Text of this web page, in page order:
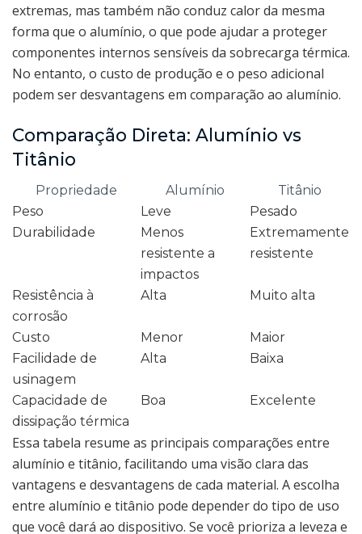
extremas, mas também não conduz calor da mesma
forma que o alumínio, o que pode ajudar a proteger
componentes internos sensíveis da sobrecarga térmica.
No entanto, o custo de produção e o peso adicional
podem ser desvantagens em comparação ao alumínio.
Comparação Direta: Alumínio vs
Titânio
Propriedade Alumínio
Titânio
Peso
Leve
Pesado
Durabilidade
Menos
resistente a
impactos
Extremamente
resistente
Resistência à
corrosão
Alta Muito alta
Custo Menor
Maior
Facilidade de
usinagem
Alta Baixa
Capacidade de
dissipação térmica
Boa Excelente
Essa tabela resume as principais comparações entre
alumínio e titânio, facilitando uma visão clara das
vantagens e desvantagens de cada material. A escolha
entre alumínio e titânio pode depender do tipo de uso
que você dará ao dispositivo. Se você prioriza a leveza e